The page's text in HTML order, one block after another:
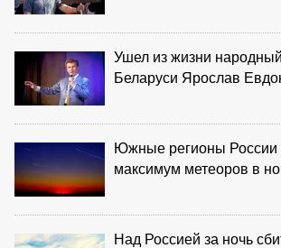
Ушел из жизни
Беларуси Ярослав
Южные регионы России
максимум метеоров в
Над Россией за ночь